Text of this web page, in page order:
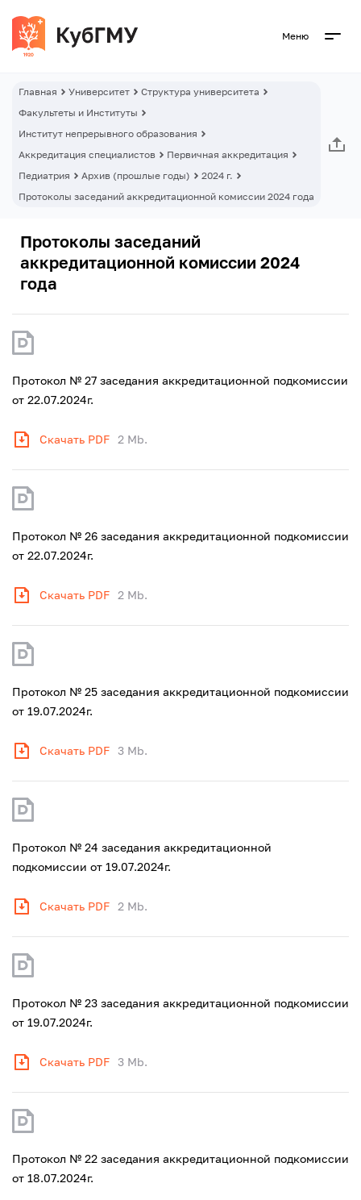
Меню
Главная Университет
Структура университета
Факультеты и Институты
Институт непрерывного образования
Аккредитация специалистов
Первичная аккредитация
Педиатрия
Архив (прошлые годы)
2024 г.
Протоколы заседаний аккредитационной комиссии 2024 года
Протоколы заседаний
аккредитационной комиссии 2024
года
Протокол № 27 заседания аккредитационной подкомиссии
от 22.07.2024г.
Скачать PDF 2 Mb.
Протокол № 26 заседания аккредитационной подкомиссии
от 22.07.2024г.
Скачать PDF 2 Mb.
Протокол № 25 заседания аккредитационной подкомиссии
от 19.07.2024г.
Скачать PDF 3 Mb.
Протокол № 24 заседания аккредитационной
подкомиссии от 19.07.2024г.
Скачать PDF 2 Mb.
Протокол № 23 заседания аккредитационной подкомиссии
от 19.07.2024г.
Скачать PDF 3 Mb.
Протокол № 22 заседания аккредитационной подкомиссии
от 18.07.2024г.